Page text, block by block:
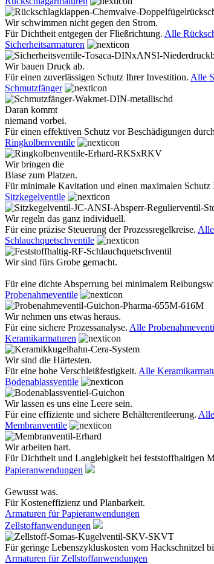
Wir schwimmen nicht gegen den Strom.
Für Dichtheit entgegen der Fließrichtung. Alle
Sicherheitsarmaturen
Wir bauen Druck ab.
Für einen zuverlässigen Schutz Ihrer Investition. Alle
Schmutzfänger
Daran kommt
niemand vorbei.
Für einen effektiven Schutz vor Beschädigungen
Ringkolbenventile
Wir bringen die
Blase zum Platzen.
Für minimale Kavitation und einen maximalen Schutz
Sitzkegelventile
Wir regeln das ganz individuell.
Für eine präzise Steuerung der Prozessregelkreise.
Schlauchquetschventile
Wir sind fürs Grobe gemacht.
Für eine dichte Absperrung bei minimalem
Probenahmeventile
Wir nehmen uns etwas heraus.
Für eine sichere Prozessanalyse. Alle
Keramikarmaturen
Wir sind die Härtesten.
Für eine hohe Verschleißfestigkeit. Alle
Bodenablassventile
Wir lassen es uns eine Leere sein.
Für eine effiziente und sichere Behälterentleerung.
Membranventile
Wir arbeiten hart.
Für Dichtheit und Langlebigkeit bei feststoffhaltigen
Papieranwendungen
Gewusst was.
Für Kosteneffizienz und Planbarkeit.
Armaturen für Papieranwendungen
Zellstoffanwendungen
Für geringe Lebenszykluskosten vom Hackschnitzel
Armaturen für Zellstoffanwendungen